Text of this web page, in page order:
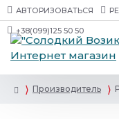
АВТОРИЗОВАТЬСЯ
+38(099)125 50 50
Производитель